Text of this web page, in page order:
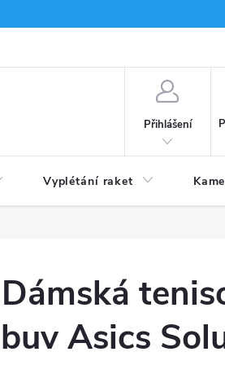
Přihlášení
Vyplétání raket
Dámská
Asics